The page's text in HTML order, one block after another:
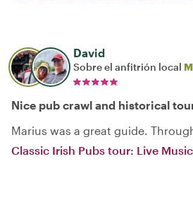
David
Sobre el anfitrión local
Nice pub crawl and historical
Marius was a great guide.
Classic Irish Pubs tour: Live